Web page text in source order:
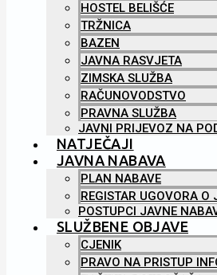
HOSTEL BELIŠĆE
TRŽNICA
BAZEN
JAVNA RASVJETA
ZIMSKA SLUŽBA
RAČUNOVODSTVO
PRAVNA SLUŽBA
JAVNI PRIJEVOZ NA
NATJEČAJI
JAVNA NABAVA
PLAN NABAVE
REGISTAR UGOVORA
POSTUPCI JAVNE
SLUŽBENE OBJAVE
CJENIK
PRAVO NA PRISTUP